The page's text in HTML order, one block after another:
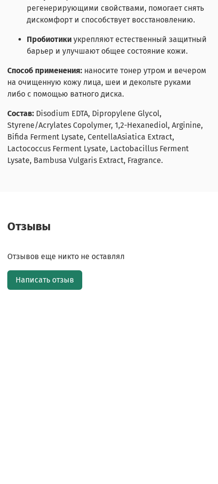
регенерирующими свойствами, помогает снять
дискомфорт и способствует восстановлению.
Пробиотики укрепляют естественный защитный
барьер и улучшают общее состояние кожи.
Способ применения: наносите тонер утром и вечером
на очищенную кожу лица, шеи и декольте руками
либо с помощью ватного диска.
Состав: Disodium EDTA, Dipropylene Glycol,
Styrene/Acrylates Copolymer, 1,2-Hexanediol, Arginine,
Bifida Ferment Lysate, CentellaAsiatica Extract,
Lactococcus Ferment Lysate, Lactobacillus Ferment
Lysate, Bambusa Vulgaris Extract, Fragrance.
Отзывы
Отзывов еще никто не оставлял
Написать отзыв